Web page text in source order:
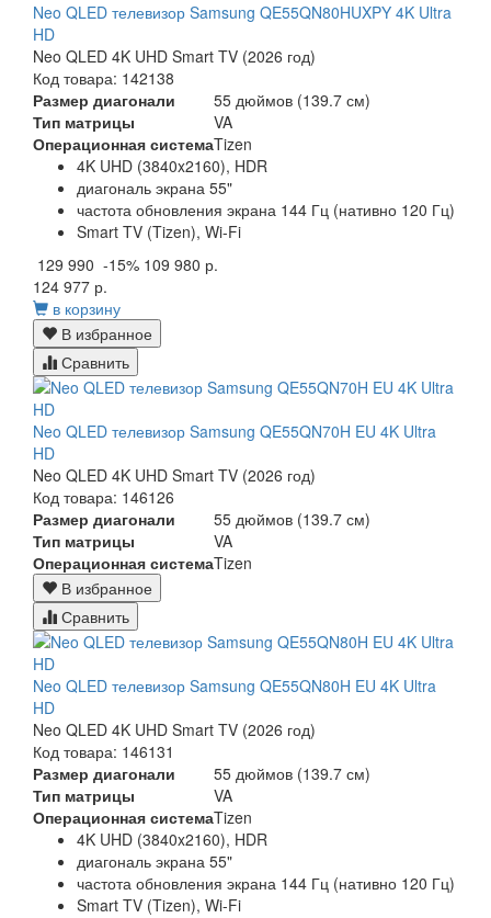
Neo QLED телевизор Samsung QE55QN80HUXPY 4K Ultra
HD
Neo QLED 4K UHD Smart TV (2026 год)
Код товара: 142138
Размер диагонали
55 дюймов (139.7 см)
Тип матрицы
VA
Операционная системаTizen
4K UHD (3840x2160), HDR
диагональ экрана 55"
частота обновления экрана 144 Гц (нативно 120 Гц)
Smart TV (Tizen), Wi-Fi
129 990 -15% 109 980 р.
124 977 р.
в корзину
В избранное
Сравнить
Neo QLED телевизор Samsung QE55QN70H EU 4K Ultra
HD
Neo QLED 4K UHD Smart TV (2026 год)
Код товара: 146126
Размер диагонали
55 дюймов (139.7 см)
Тип матрицы
VA
Операционная системаTizen
В избранное
Сравнить
Neo QLED телевизор Samsung QE55QN80H EU 4K Ultra
HD
Neo QLED 4K UHD Smart TV (2026 год)
Код товара: 146131
Размер диагонали
55 дюймов (139.7 см)
Тип матрицы
VA
Операционная системаTizen
4K UHD (3840x2160), HDR
диагональ экрана 55"
частота обновления экрана 144 Гц (нативно 120 Гц)
Smart TV (Tizen), Wi-Fi